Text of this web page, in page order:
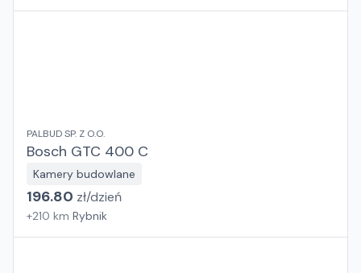
PALBUD SP. Z O.O.
Bosch GTC 400 C
Kamery budowlane
196.80 zł/dzień
+210 km Rybnik